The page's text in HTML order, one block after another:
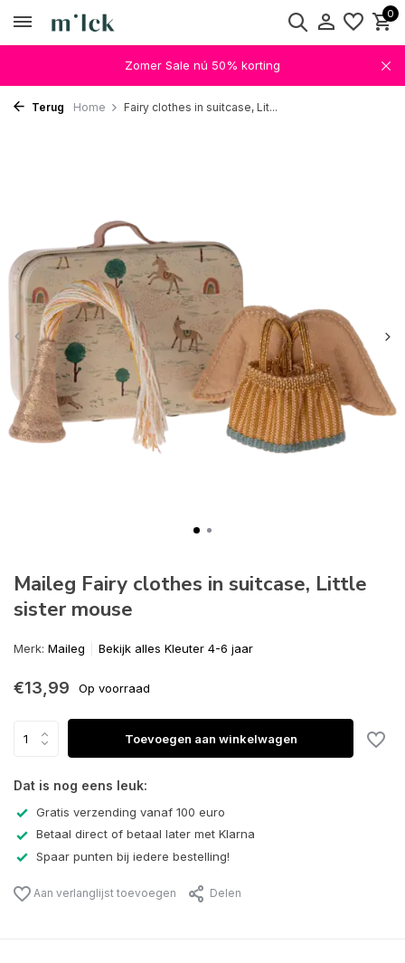
0
Zomer Sale nú 50% korting
Terug Home Fairy clothes in suitcase, Lit...
Maileg Fairy clothes in suitcase, Little
sister mouse
Merk: Maileg Bekijk alles Kleuter 4-6 jaar
€13,99 Op voorraad
Toevoegen aan winkelwagen
Dat is nog eens leuk:
Gratis verzending vanaf 100 euro
Betaal direct of betaal later met Klarna
Spaar punten bij iedere bestelling!
Aan verlanglijst toevoegen Delen